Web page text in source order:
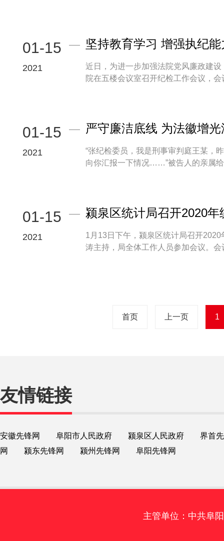
01-15
2021
坚持教育学习 增强执纪能
近日，为进一步加强法院党风廉政建
院在五楼会议室召开纪检工作会议，会
01-15
2021
严守廉洁底线 为法徽增光
“张纪检委员，我是刑事审判庭王某，
向你汇报一下情况……”被告人的亲属
01-15
2021
颍泉区统计局召开2020
1月13日下午，颍泉区统计局召开
涛主持，局全体工作人员参加会议。会
首页 上一页 1
友情链接
安徽先锋网 阜阳市人民政府 颍泉区人民政府
界首
网
颍东先锋网 颍州先锋网 阜阳先锋网
主管单位：中共阜